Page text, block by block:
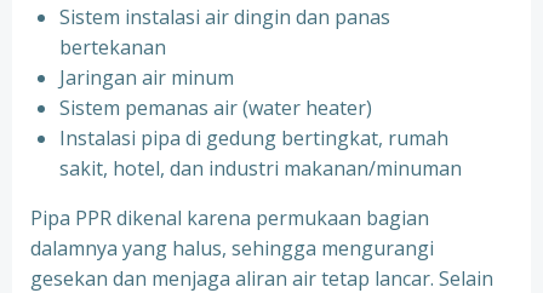
Sistem instalasi air dingin dan panas
bertekanan
⁠Jaringan air minum
⁠Sistem pemanas air (water heater)
⁠Instalasi pipa di gedung bertingkat, rumah
sakit, hotel, dan industri makanan/minuman
Pipa PPR dikenal karena permukaan bagian
dalamnya yang halus, sehingga mengurangi
gesekan dan menjaga aliran air tetap lancar. Selain